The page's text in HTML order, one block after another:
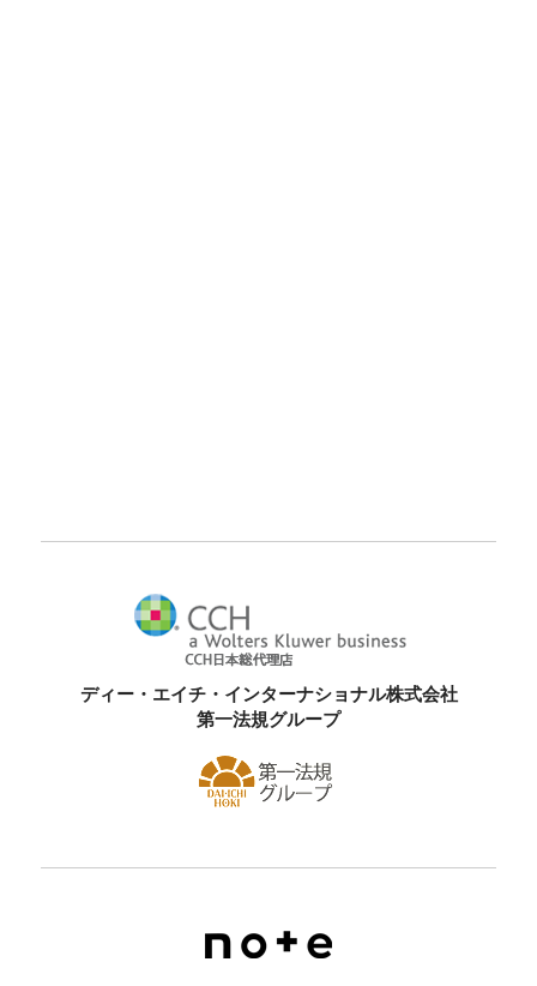
ディー・エイチ・インターナショナル株式会社
第一法規グループ